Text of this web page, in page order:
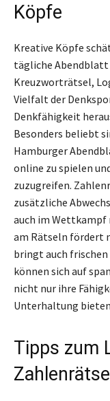
Köpfe
Kreative Köpfe
tägliche
Kreuzworträtsel,
Vielfalt der
Denkfähigkeit
Besonders beliebt
Hamburger
online zu spielen
zuzugreifen.
zusätzliche
auch im Wettkampf
am Rätseln fördert
bringt auch
können sich auf
nicht nur ihre
Unterhaltung
Tipps zum